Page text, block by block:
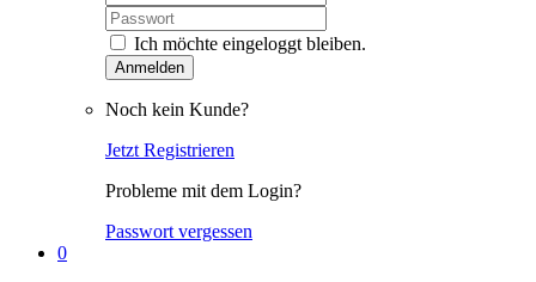
Ich möchte eingeloggt bleiben.
Anmelden
Noch kein Kunde?
Jetzt Registrieren
Probleme mit dem Login?
Passwort vergessen
0